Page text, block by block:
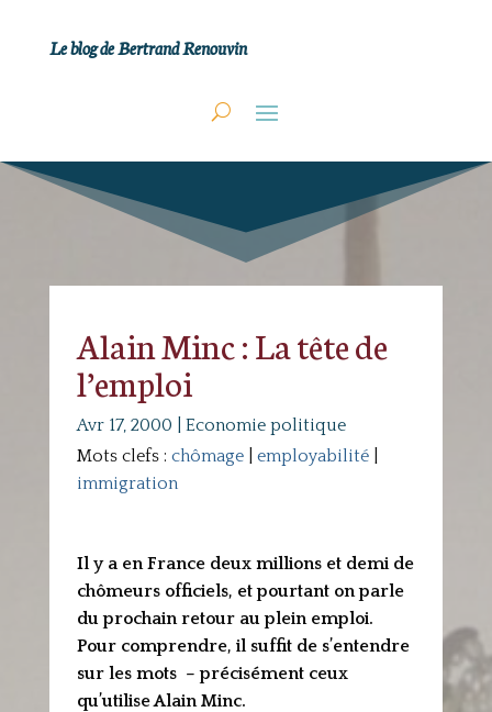
Le blog de Bertrand Renouvin
Alain Minc : La tête de
l’emploi
Avr 17, 2000
Economie politique
Mots clefs : chômage| employabilité|
immigration
Il y a en France deux millions et demi de
chômeurs officiels, et pourtant on parle
du prochain retour au plein emploi.
Pour comprendre, il suffit de s’entendre
sur les mots – précisément ceux
qu’utilise Alain Minc.